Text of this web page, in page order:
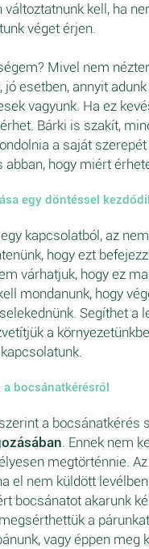
változtatnunk kell, ha
véget érjen.
Mivel nem
jó esetben, annyit
vagyunk. Ha ez
Bárki is szakít,
a saját szerepét
abban, hogy miért
egy döntéssel
kapcsolatból, az
hogy ezt
várhatjuk, hogy ez
mondanunk, hogy
Segíthet a
a
bocsánatkérésről
a bocsánatkérés
. Ennek nem kell
megtörténnie.
el nem küldött
bocsánatot akarunk
a
vagy éppen meg